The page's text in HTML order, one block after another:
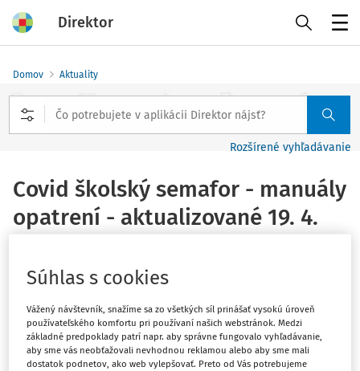
Direktor
Domov Aktuality
Rozšírené vyhľadávanie
Covid školský semafor - manuály
opatrení - aktualizované 19. 4.
Vydané:20. 4. 2021
Súvisiace dokumenty (1)
Ministerstvo školstva, vedy, výskumu a športu SR
aktualizuje manuály pre školy a školské zariadenia, ktoré
Súhlas s cookies
Vážený návštevník, snažíme sa zo všetkých síl prinášať vysokú úroveň
používateľského komfortu pri používaní našich webstránok. Medzi
základné predpoklady patrí napr. aby správne fungovalo vyhľadávanie,
aby sme vás neobťažovali nevhodnou reklamou alebo aby sme mali
dostatok podnetov, ako web vylepšovať. Preto od Vás potrebujeme